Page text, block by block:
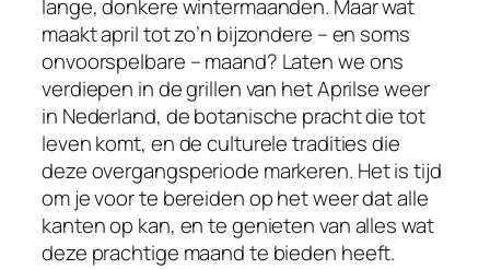
lange, donkere wintermaanden. Maar wat
maakt april tot zo’n bijzondere – en soms
onvoorspelbare – maand? Laten we ons
verdiepen in de grillen van het Aprilse weer
in Nederland, de botanische pracht die tot
leven komt, en de culturele tradities die
deze overgangsperiode markeren. Het is tijd
om je voor te bereiden op het weer dat alle
kanten op kan, en te genieten van alles wat
deze prachtige maand te bieden heeft.